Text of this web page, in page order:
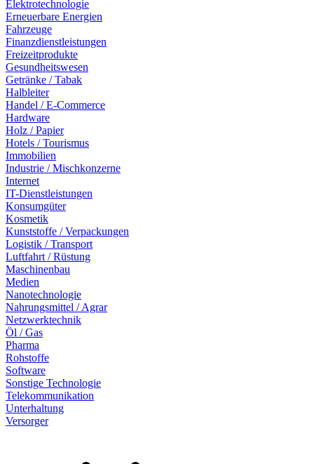
Elektrotechnologie
Erneuerbare Energien
Fahrzeuge
Finanzdienstleistungen
Freizeitprodukte
Gesundheitswesen
Getränke / Tabak
Halbleiter
Handel / E-Commerce
Hardware
Holz / Papier
Hotels / Tourismus
Immobilien
Industrie / Mischkonzerne
Internet
IT-Dienstleistungen
Konsumgüter
Kosmetik
Kunststoffe / Verpackungen
Logistik / Transport
Luftfahrt / Rüstung
Maschinenbau
Medien
Nanotechnologie
Nahrungsmittel / Agrar
Netzwerktechnik
Öl / Gas
Pharma
Rohstoffe
Software
Sonstige Technologie
Telekommunikation
Unterhaltung
Versorger